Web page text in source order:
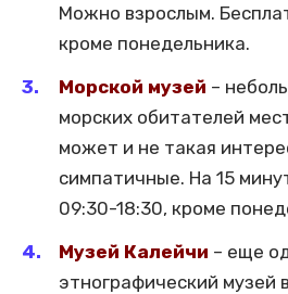
Можно взрослым.
кроме понедельника.
Морской музей –
морских обитателей
может и не такая
симпатичные. На 15
09:30-18:30, кроме
Музей Калейчи – еще
этнографический музей